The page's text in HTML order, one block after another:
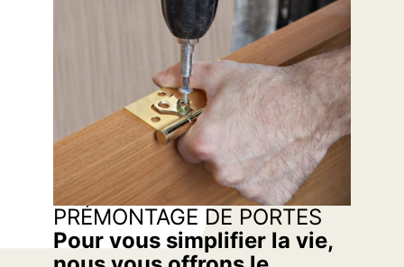
PRÉMONTAGE DE PORTES
Pour vous simplifier la vie,